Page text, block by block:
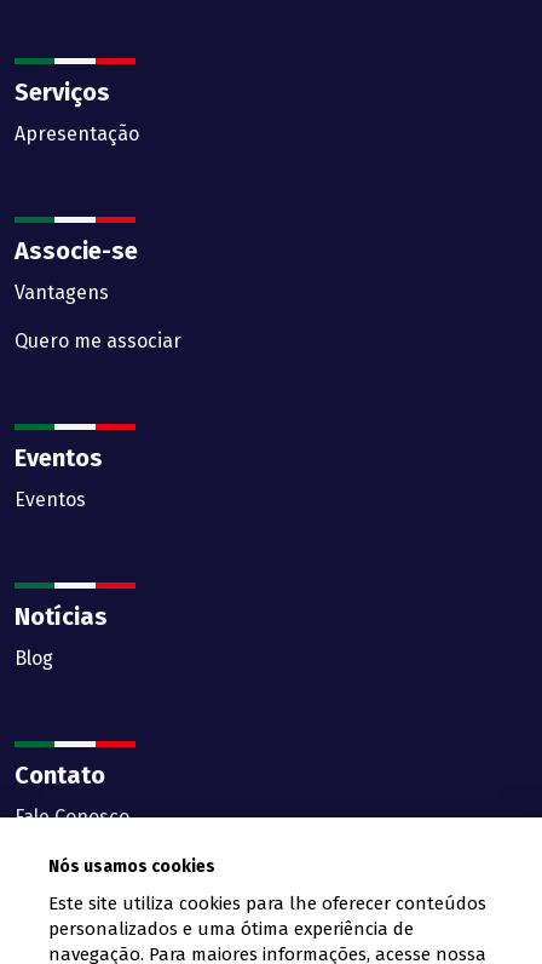
Serviços
Apresentação
Associe-se
Vantagens
Quero me associar
Eventos
Eventos
Notícias
Blog
Contato
Fale Conosco
Nós usamos cookies
Este site utiliza cookies para lhe oferecer conteúdos
personalizados e uma ótima experiência de
navegação. Para maiores informações, acesse nossa